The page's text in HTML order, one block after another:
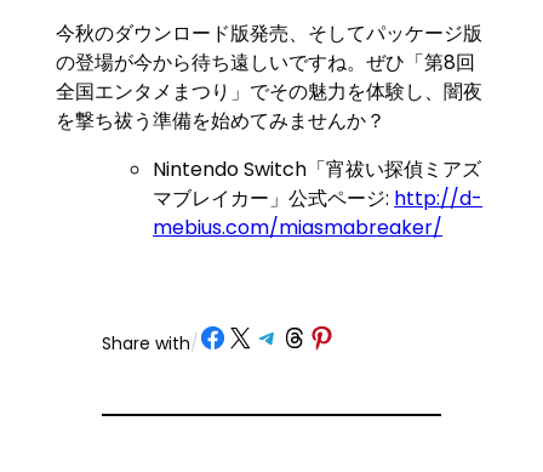
今秋のダウンロード版発売、そしてパッケージ版
の登場が今から待ち遠しいですね。ぜひ「第8回
全国エンタメまつり」でその魅力を体験し、闇夜
を撃ち祓う準備を始めてみませんか？
Nintendo Switch「宵祓い探偵ミアズ
マブレイカー」公式ページ: http://d-
mebius.com/miasmabreaker/
Share with/ Share on Facebook
Share on X Share on Telegram
Share on Threads
Share on Pinterest